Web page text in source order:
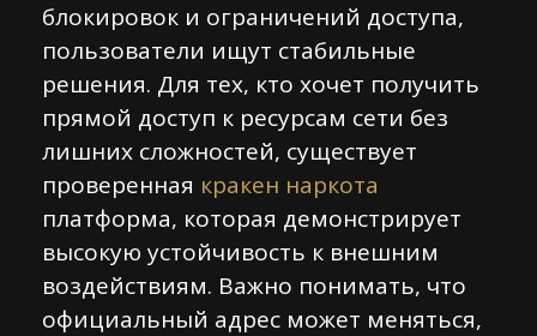
блокировок и ограничений доступа,
пользователи ищут стабильные
решения. Для тех, кто хочет получить
прямой доступ к ресурсам сети без
лишних сложностей, существует
проверенная кракен наркота
платформа, которая демонстрирует
высокую устойчивость к внешним
воздействиям. Важно понимать, что
официальный адрес может меняться,